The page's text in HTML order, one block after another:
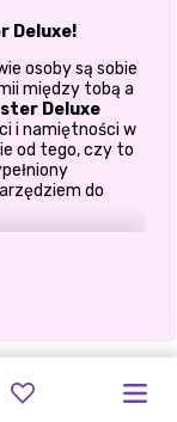
Deluxe!
osoby są sobie
między tobą a
Deluxe
i namiętności w
od tego, czy to
do
i nacisnąć
poza miłość i
siebie pasują?
TRENDY
W
SEKRETNA